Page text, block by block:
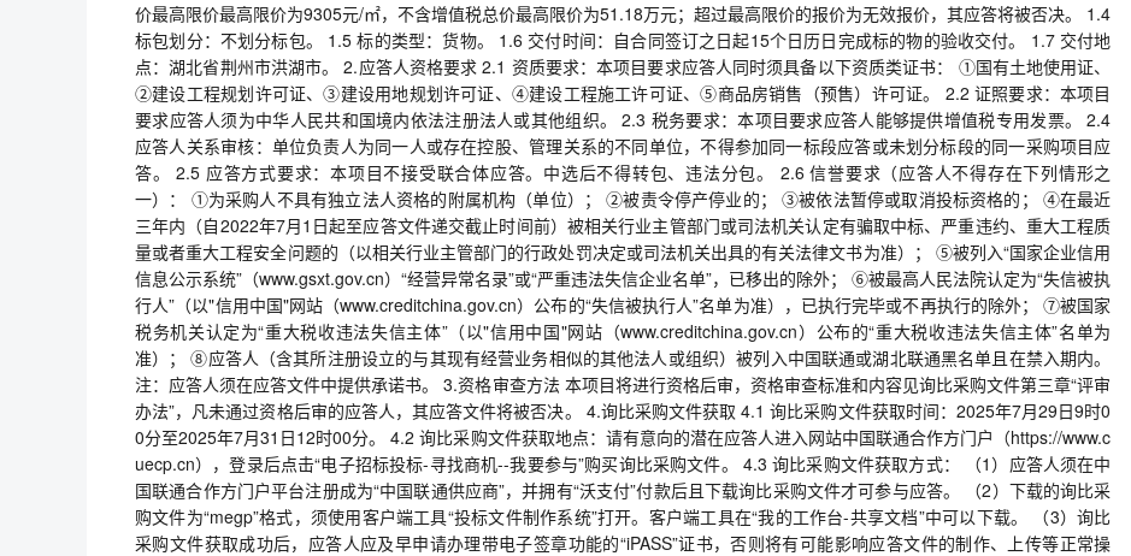
价最高限价最高限价为9305元/㎡，不含增值税总价最高限价为51.18万元；超过最高限价的报价为无效报价，其应答将被否决。 1.4
标包划分：不划分标包。 1.5 标的类型：货物。 1.6 交付时间：自合同签订之日起15个日历日完成标的物的验收交付。 1.7 交付地
点：湖北省荆州市洪湖市。 2.应答人资格要求 2.1 资质要求：本项目要求应答人同时须具备以下资质类证书： ①国有土地使用证、
②建设工程规划许可证、③建设用地规划许可证、④建设工程施工许可证、⑤商品房销售（预售）许可证。 2.2 证照要求：本项目
要求应答人须为中华人民共和国境内依法注册法人或其他组织。 2.3 税务要求：本项目要求应答人能够提供增值税专用发票。 2.4
应答人关系审核：单位负责人为同一人或存在控股、管理关系的不同单位，不得参加同一标段应答或未划分标段的同一采购项目应
答。 2.5 应答方式要求：本项目不接受联合体应答。中选后不得转包、违法分包。 2.6 信誉要求（应答人不得存在下列情形之
一）： ①为采购人不具有独立法人资格的附属机构（单位）； ②被责令停产停业的； ③被依法暂停或取消投标资格的； ④在最近
三年内（自2022年7月1日起至应答文件递交截止时间前）被相关行业主管部门或司法机关认定有骗取中标、严重违约、重大工程质
量或者重大工程安全问题的（以相关行业主管部门的行政处罚决定或司法机关出具的有关法律文书为准）； ⑤被列入“国家企业信用
信息公示系统”（www.gsxt.gov.cn）“经营异常名录”或“严重违法失信企业名单”，已移出的除外； ⑥被最高人民法院认定为“失信被执
行人”（以"信用中国"网站（www.creditchina.gov.cn）公布的“失信被执行人”名单为准），已执行完毕或不再执行的除外； ⑦被国家
税务机关认定为“重大税收违法失信主体”（以"信用中国"网站（www.creditchina.gov.cn）公布的“重大税收违法失信主体”名单为
准）； ⑧应答人（含其所注册设立的与其现有经营业务相似的其他法人或组织）被列入中国联通或湖北联通黑名单且在禁入期内。
注：应答人须在应答文件中提供承诺书。 3.资格审查方法 本项目将进行资格后审，资格审查标准和内容见询比采购文件第三章“评审
办法”，凡未通过资格后审的应答人，其应答文件将被否决。 4.询比采购文件获取 4.1 询比采购文件获取时间：2025年7月29日9时0
0分至2025年7月31日12时00分。 4.2 询比采购文件获取地点：请有意向的潜在应答人进入网站中国联通合作方门户（https://www.c
uecp.cn），登录后点击“电子招标投标-寻找商机--我要参与”购买询比采购文件。 4.3 询比采购文件获取方式： （1）应答人须在中
国联通合作方门户平台注册成为“中国联通供应商”，并拥有“沃支付”付款后且下载询比采购文件才可参与应答。 （2）下载的询比采
购文件为“megp”格式，须使用客户端工具“投标文件制作系统”打开。客户端工具在“我的工作台-共享文档”中可以下载。 （3）询比
采购文件获取成功后，应答人应及早申请办理带电子签章功能的“iPASS”证书，否则将有可能影响应答文件的制作、上传等正常操